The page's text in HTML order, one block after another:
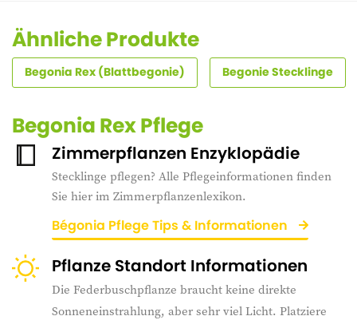
Ähnliche Produkte
Begonia Rex (Blattbegonie) Begonie Stecklinge
Begonia Rex Pflege
Zimmerpflanzen Enzyklopädie
Stecklinge pflegen? Alle Pflegeinformationen finden
Sie hier im Zimmerpflanzenlexikon.
Bégonia Pflege Tips & Informationen
Pflanze Standort Informationen
Die Federbuschpflanze braucht keine direkte
Sonneneinstrahlung, aber sehr viel Licht. Platziere